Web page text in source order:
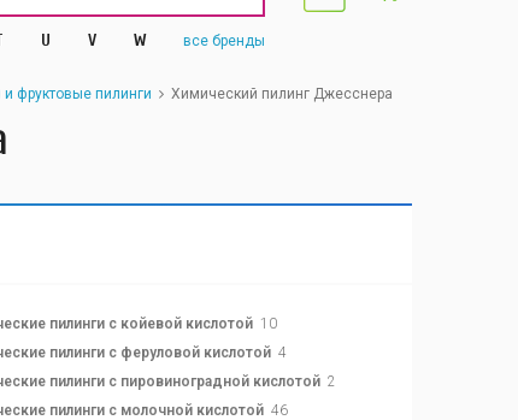
U V W все бренды
фруктовые пилинги Химический пилинг Джесснера
пилинги с койевой кислотой 10
пилинги с феруловой кислотой 4
пилинги с пировиноградной кислотой 2
пилинги с молочной кислотой 46